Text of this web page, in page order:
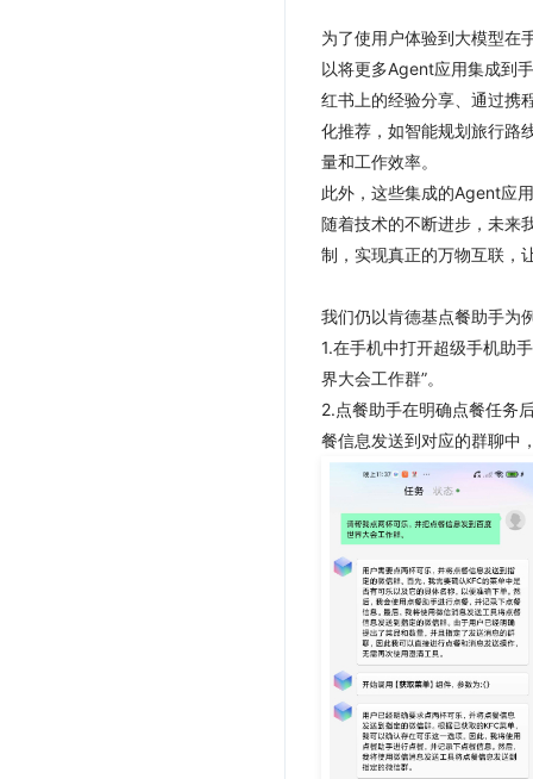
为了使用户体验到大模型在
以将更多Agent应用集成到
红书上的经验分享、通过携
化推荐，如智能规划旅行路
量和工作效率。
此外，这些集成的Agent应
随着技术的不断进步，未来
制，实现真正的万物互联，
我们仍以肯德基点餐助手为
1.在手机中打开超级手机助
界大会工作群”。
2.点餐助手在明确点餐任务
餐信息发送到对应的群聊中